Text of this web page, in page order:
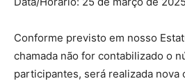
Conforme previsto em nosso
chamada não for contabilizado o
participantes, será realizada nova